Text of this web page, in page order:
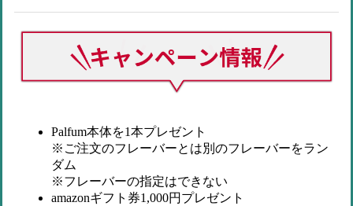
Palfum本体を1本プレゼント
※ご注文のフレーバーとは別のフレーバーをラン
ダム
※フレーバーの指定はできない
amazonギフト券1,000円プレゼント